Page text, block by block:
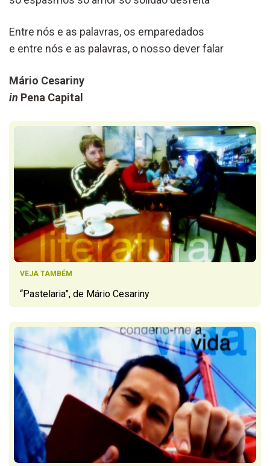
Entre nós e as palavras, os emparedados
e entre nós e as palavras, o nosso dever falar
Mário Cesariny
in Pena Capital
VEJA TAMBÉM
“Pastelaria”, de Mário Cesariny